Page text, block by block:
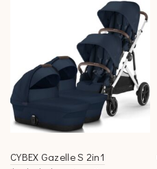
CYBEX Gazelle S 2in1